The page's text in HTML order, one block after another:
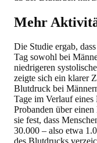
Mehr
Die Studie ergab,
Tag sowohl bei
niedrigeren
zeigte sich ein klarer
Blutdruck bei
Tage im Verlauf
Probanden über
sie fest, dass
30.000 – also etwa